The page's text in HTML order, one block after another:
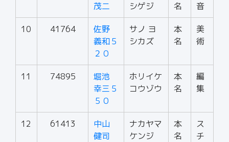
茂二
シゲジ
名
音
10 41764
佐野
義和５
２０
サノ ヨ
シカズ
本
名
美
術
11 74895
堀池
幸三５
５０
ホリイケ
コウゾウ
本
名
編
集
12 61413
中山
健司
ナカヤマ
ケンジ
本
名
ス
チ